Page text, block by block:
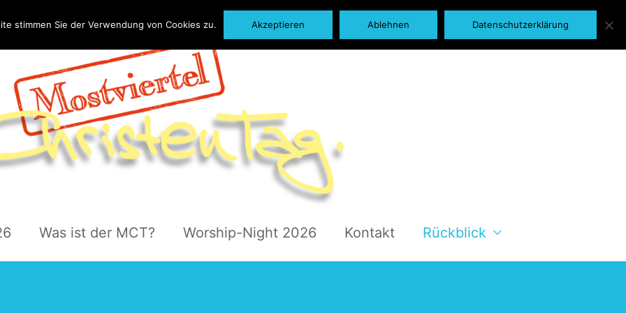
Was ist der MCT? Worship-Night 2026 Kontakt Rückblick
stimmen Sie der Verwendung von Cookies zu. Akzeptieren Ablehnen Datenschutzerklärung